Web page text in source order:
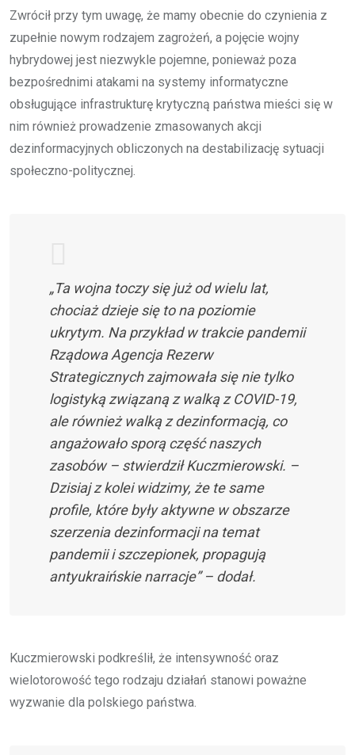
Zwrócił przy tym uwagę, że mamy obecnie do czynienia z
zupełnie nowym rodzajem zagrożeń, a pojęcie wojny
hybrydowej jest niezwykle pojemne, ponieważ poza
bezpośrednimi atakami na systemy informatyczne
obsługujące infrastrukturę krytyczną państwa mieści się w
nim również prowadzenie zmasowanych akcji
dezinformacyjnych obliczonych na destabilizację sytuacji
społeczno-politycznej.
„Ta wojna toczy się już od wielu lat,
chociaż dzieje się to na poziomie
ukrytym. Na przykład w trakcie pandemii
Rządowa Agencja Rezerw
Strategicznych zajmowała się nie tylko
logistyką związaną z walką z COVID-19,
ale również walką z dezinformacją, co
angażowało sporą część naszych
zasobów – stwierdził Kuczmierowski. –
Dzisiaj z kolei widzimy, że te same
profile, które były aktywne w obszarze
szerzenia dezinformacji na temat
pandemii i szczepionek, propagują
antyukraińskie narracje” – dodał.
Kuczmierowski podkreślił, że intensywność oraz
wielotorowość tego rodzaju działań stanowi poważne
wyzwanie dla polskiego państwa.